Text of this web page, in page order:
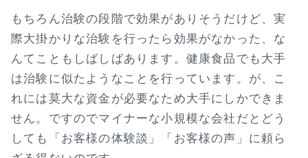
もちろん治験の段階で効果がありそうだけど、実
際大掛かりな治験を行ったら効果がなかった、な
んてこともしばしばあります。健康食品でも大手
は治験に似たようなことを行っています。が、こ
れには莫大な資金が必要なため大手にしかできま
せん。ですのでマイナーな小規模な会社だとどう
しても「お客様の体験談」「お客様の声」に頼ら